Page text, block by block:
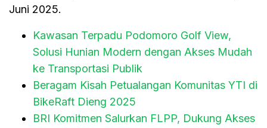
Juni 2025.
Kawasan Terpadu Podomoro Golf View,
Solusi Hunian Modern dengan Akses Mudah
ke Transportasi Publik
Beragam Kisah Petualangan Komunitas YTI di
BikeRaft Dieng 2025
BRI Komitmen Salurkan FLPP, Dukung Akses